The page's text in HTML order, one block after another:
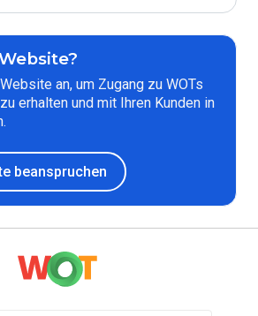
an, um Zugang zu WOTs
erhalten und mit Ihren Kunden in
beanspruchen